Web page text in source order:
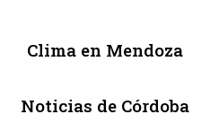
Clima en Mendoza
Noticias de Córdoba